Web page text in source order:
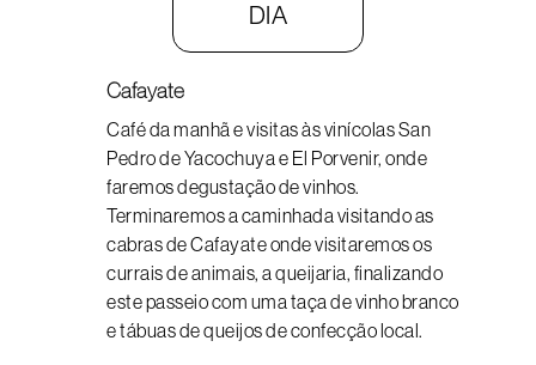
DIA
Cafayate
Café da manhã e visitas às vinícolas San
Pedro de Yacochuya e El Porvenir, onde
faremos degustação de vinhos.
Terminaremos a caminhada visitando as
cabras de Cafayate onde visitaremos os
currais de animais, a queijaria, finalizando
este passeio com uma taça de vinho branco
e tábuas de queijos de confecção local.